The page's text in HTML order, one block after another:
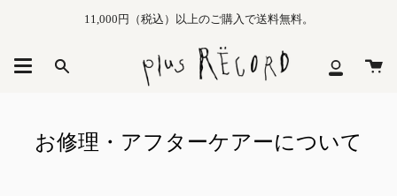
11,000円（税込）以上のご購入で送料無料。
Search
マ
ュ
カ
お修理・アフターケアーについて